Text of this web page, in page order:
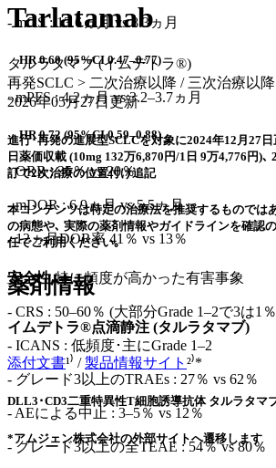
- mOS : 13.6ヵ月 vs 8.3ヵ月
HR 0.60 (95%CI 0.47–0.77)
- mPFS : 4.2ヵ月 vs 3.2–3.7ヵ月
HR 0.72 (95%CI 0.59–0.88)
- ORR : 35％ vs 20％
- mDOR : 6.9ヵ月 vs 5.5ヵ月
- 12ヵ月DOR率 41％ vs 13％
安全性特に頻度が高かった有害事象
- CRS : 50–60％ (大部分Grade 1–2で3は1
- ICANS : 低頻度･主にGrade 1–2
- グレード3以上のTRAEs : 27％ vs 62％
- AEによる中止 : 3–5％ vs 12％
- グレード3以上の全TEAE : 54％ vs 80％
Tarlatamab
タルラタマブ (イムデトラ®)
再発SCLC > 二次治療以降 / 三次治療以降
2026年05月27日 更新
進行･再発の進展型SCLCを対象に2024年12月27
日薬価収載 (10mg 132万6,870円/1日 9万4,776円)､
訂で2次治療の位置付け追記
本コンテンツは特定の治療法を推奨するものでは
の病態や､ 実際の薬剤情報やガイドラインを確認
任でご利用ください｡
薬剤情報
イムデトラ®点滴静注 (タルラタマブ)
添付文書¹⁾ /製品情報サイト ²⁾*
DLL3･CD3二重特異性T細胞誘導抗体 タルラタマ
*アムジェン株式会社の外部サイトへ遷移します